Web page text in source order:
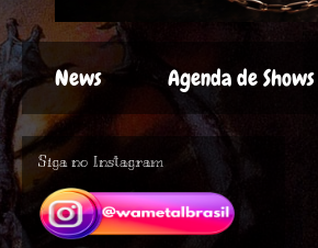
News Agenda de Shows
Siga no Instagram